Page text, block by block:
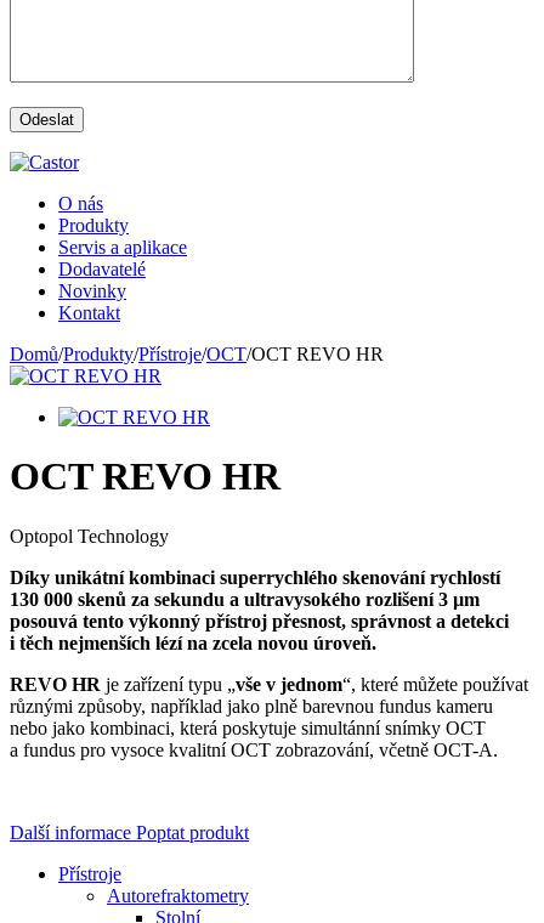
O nás
Produkty
Servis a aplikace
Dodavatelé
Novinky
Kontakt
Domů/Produkty/Přístroje/OCT/OCT REVO HR
OCT REVO HR
Optopol Technology
Díky unikátní kombinaci superrychlého skenování rychlostí
130 000 skenů za sekundu a ultravysokého rozlišení 3 µm
posouvá tento výkonný přístroj přesnost, správnost a detekci
i těch nejmenších lézí na zcela novou úroveň.
REVO HR je zařízení typu „vše v jednom“, které můžete používat
různými způsoby, například jako plně barevnou fundus kameru
nebo jako kombinaci, která poskytuje simultánní snímky OCT
a fundus pro vysoce kvalitní OCT zobrazování, včetně OCT-A.
Další informace Poptat produkt
Přístroje
Autorefraktometry
Stolní